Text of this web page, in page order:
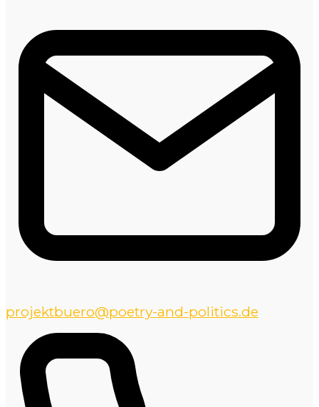
projektbuero@poetry-and-politics.de